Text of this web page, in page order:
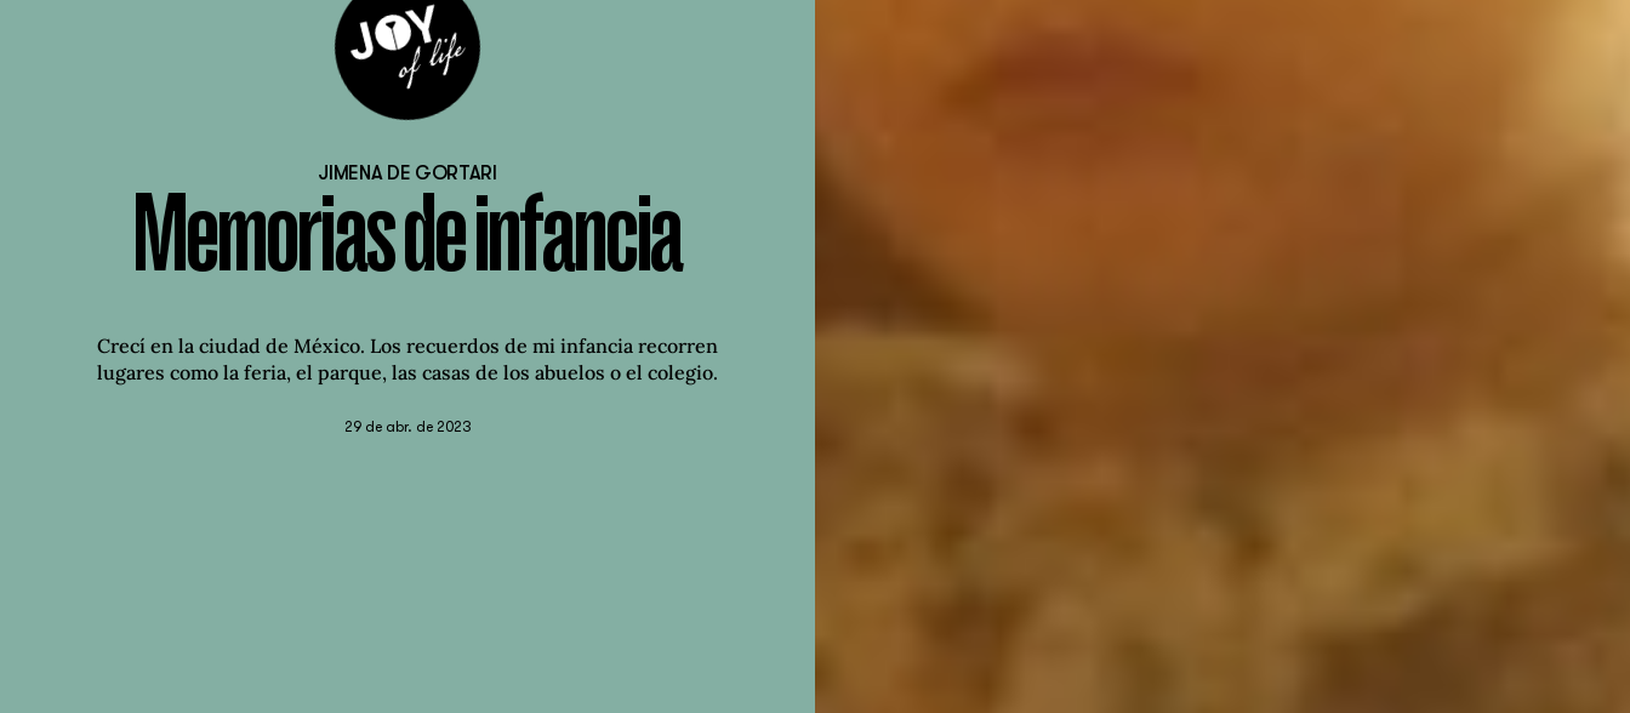
JIMENA DE GORTARI
Memorias de infancia
Crecí en la ciudad de México. Los recuerdos de mi infancia recorren
lugares como la feria, el parque, las casas de los abuelos o el colegio.
29 de abr. de 2023